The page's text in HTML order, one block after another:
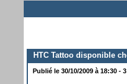
HTC Tattoo disponible
Publié le 30/10/2009 à 18:30 -